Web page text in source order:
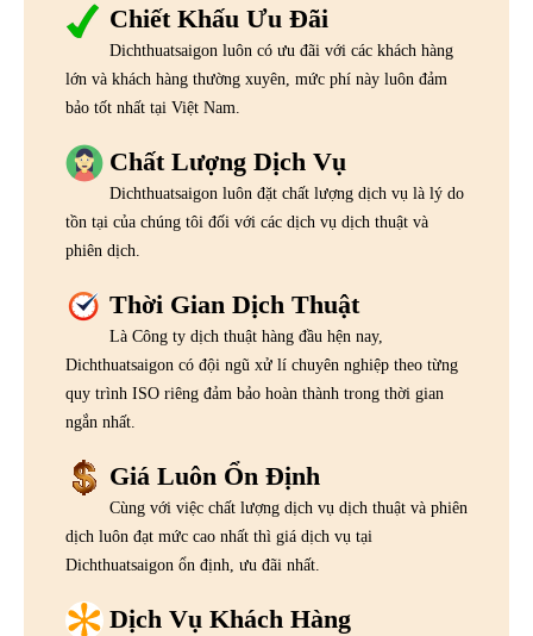
Chiết Khấu Ưu Đãi
Dichthuatsaigon luôn có ưu đãi với các khách hàng
lớn và khách hàng thường xuyên, mức phí này luôn đảm
bảo tốt nhất tại Việt Nam.
Chất Lượng Dịch Vụ
Dichthuatsaigon luôn đặt chất lượng dịch vụ là lý do
tồn tại của chúng tôi đối với các dịch vụ dịch thuật và
phiên dịch.
Thời Gian Dịch Thuật
Là Công ty dịch thuật hàng đầu hện nay,
Dichthuatsaigon có đội ngũ xử lí chuyên nghiệp theo từng
quy trình ISO riêng đảm bảo hoàn thành trong thời gian
ngắn nhất.
Giá Luôn Ổn Định
Cùng với việc chất lượng dịch vụ dịch thuật và phiên
dịch luôn đạt mức cao nhất thì giá dịch vụ tại
Dichthuatsaigon ổn định, ưu đãi nhất.
Dịch Vụ Khách Hàng